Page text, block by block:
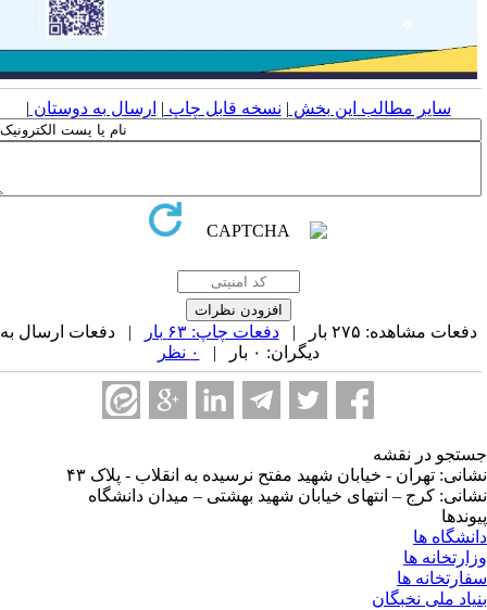
سایر مطالب این بخش | نسخه قابل چاپ| ارسال به دوستان|
دفعات مشاهده: ۲۷۵ بار | دفعات چاپ: ۶۳ بار
| دفعات ارسال به
دیگران: ۰ بار |
در نقشه
تهران - خیابان شهید مفتح نرسیده به انقلاب - پلاک ۴۳
کرج – انتهای خیابان شهید بهشتی – میدان دانشگاه
ها
ها
ها
ملی نخبگان